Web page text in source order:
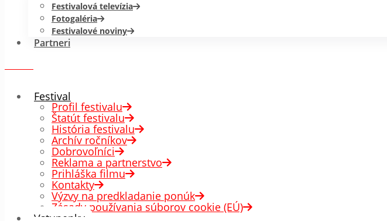
Festivalová televízia
Fotogaléria
Festivalové noviny
Partneri
Festival
Profil festivalu
Štatút festivalu
História festivalu
Archív ročníkov
Dobrovoľníci
Reklama a partnerstvo
Prihláška filmu
Kontakty
Výzvy na predkladanie ponúk
Zásady používania súborov cookie (EÚ)
Vstupenky